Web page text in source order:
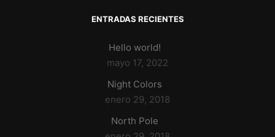
ENTRADAS RECIENTES
Hello world!
mayo 17, 2022
Night Colors
enero 29, 2018
North Pole